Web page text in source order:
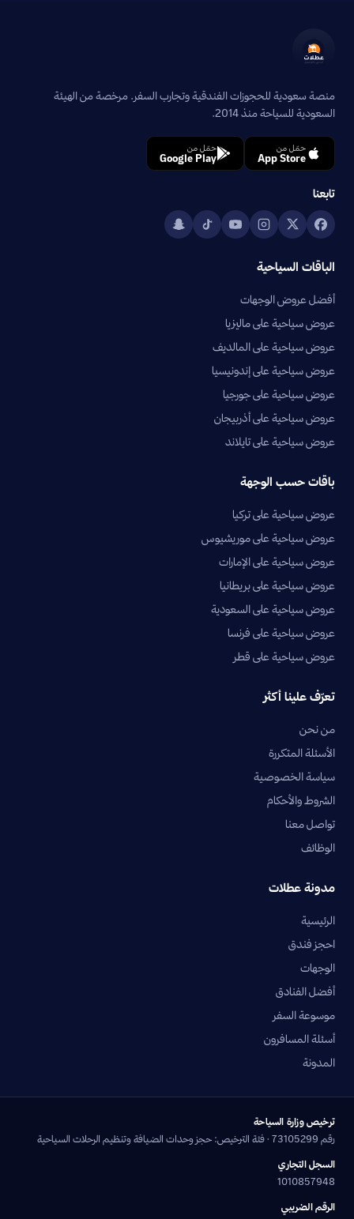
منصة سعودية للحجوزات الفندقية وتجارب السفر. مرخصة من الهيئة
السعودية للسياحة منذ 2014.
حمّل من
App Store
حمّل من
Google Play
تابعنا
الباقات السياحية
أفضل عروض الوجهات
عروض سياحية على ماليزيا
عروض سياحية على المالديف
عروض سياحية على إندونيسيا
عروض سياحية على جورجيا
عروض سياحية على أذربيجان
عروض سياحية على تايلاند
باقات حسب الوجهة
عروض سياحية على تركيا
عروض سياحية على موريشيوس
عروض سياحية على الإمارات
عروض سياحية على بريطانيا
عروض سياحية على السعودية
عروض سياحية على فرنسا
عروض سياحية على قطر
تعرّف علينا أكثر
من نحن
الأسئلة المتكررة
سياسة الخصوصية
الشروط والأحكام
تواصل معنا
الوظائف
مدونة عطلات
الرئيسية
احجز فندق
الوجهات
أفضل الفنادق
موسوعة السفر
أسئلة المسافرون
المدونة
ترخيص وزارة السياحة
رقم 73105299 · فئة الترخيص: حجز وحدات الضيافة وتنظيم الرحلات السياحية
السجل التجاري
1010857948
الرقم الضريبي